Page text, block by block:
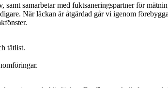
samarbetar med fuktsaneringspartner för
När läckan är åtgärdad går vi igenom
tätlist.